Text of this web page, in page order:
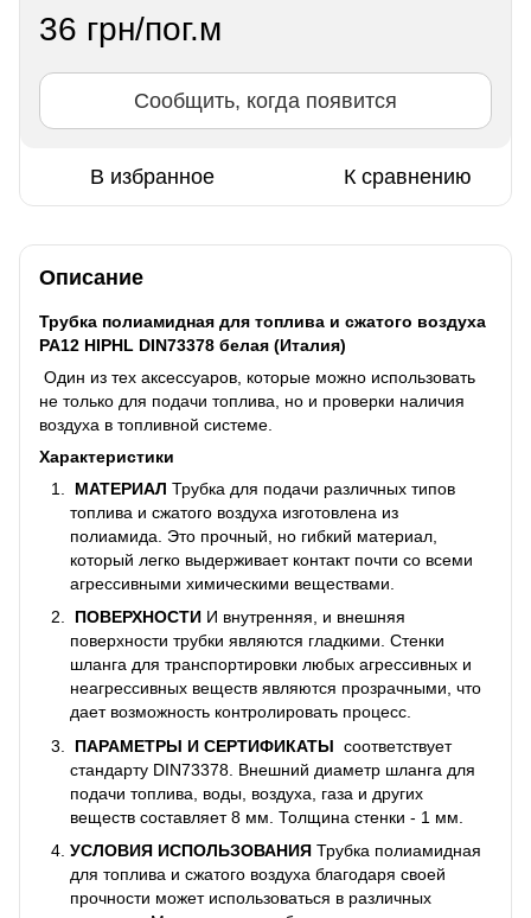
36 грн/пог.м
Сообщить, когда появится
В избранное К сравнению
Описание
Трубка полиамидная для топлива и сжатого воздуха
PA12 HIPHL DIN73378 белая (Италия)
Один из тех аксессуаров, которые можно использовать
не только для подачи топлива, но и проверки наличия
воздуха в топливной системе.
Характеристики
МАТЕРИАЛ Трубка для подачи различных типов
топлива и сжатого воздуха изготовлена из
полиамида. Это прочный, но гибкий материал,
который легко выдерживает контакт почти со всеми
агрессивными химическими веществами.
ПОВЕРХНОСТИ И внутренняя, и внешняя
поверхности трубки являются гладкими. Стенки
шланга для транспортировки любых агрессивных и
неагрессивных веществ являются прозрачными, что
дает возможность контролировать процесс.
ПАРАМЕТРЫ И СЕРТИФИКАТЫ соответствует
стандарту DIN73378. Внешний диаметр шланга для
подачи топлива, воды, воздуха, газа и других
веществ составляет 8 мм. Толщина стенки - 1 мм.
УСЛОВИЯ ИСПОЛЬЗОВАНИЯ Трубка полиамидная
для топлива и сжатого воздуха благодаря своей
прочности может использоваться в различных